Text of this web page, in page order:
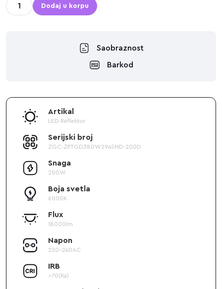
Dodaj u korpu
Saobraznost
Barkod
Artikal
LED Reflektor
Serijski broj
ZGC-ZPTGD380W294SMD-200D
Snaga
200W
Boja svetla
6000K
Flux
18000lm
Napon
220-240AC
IRB
>70(Ra)